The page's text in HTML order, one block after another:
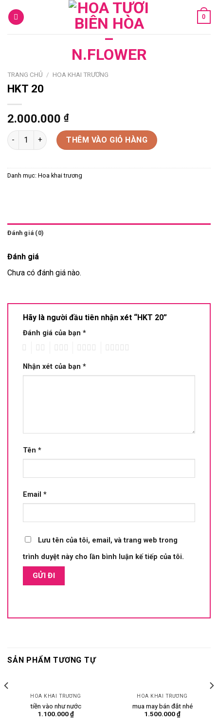
0
TRANG CHỦ / HOA KHAI TRƯƠNG
HKT 20
2.000.000 ₫
HKT 20 số lượng THÊM VÀO GIỎ HÀNG
Danh mục: Hoa khai trương
Đánh giá (0)
Đánh giá
Chưa có đánh giá nào.
Hãy là người đầu tiên nhận xét “HKT 20”
Đánh giá của bạn *
Nhận xét của bạn *
Tên *
Email *
Lưu tên của tôi, email, và trang web trong
trình duyệt này cho lần bình luận kế tiếp của tôi.
SẢN PHẨM TƯƠNG TỰ
HOA KHAI TRƯƠNG
tiền vào như nước
1.100.000₫
HOA KHAI TRƯƠNG
mua may bán đắt nhé
1.500.000₫